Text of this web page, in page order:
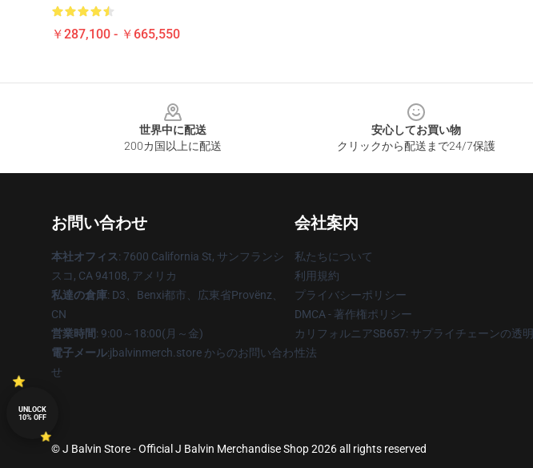
￥287,100 - ￥665,550
世界中に配送
200カ国以上に配送
安心してお買い物
クリックから配送まで24/7保護
お問い合わせ
本社オフィス: 7600 California St, サンフランシ
スコ, CA 94108, アメリカ
私達の倉庫: D3、Benxi都市、広東省Provënz、
CN
営業時間: 9:00～18:00(月～金)
電子メール:jbalvinmerch.store からのお問い合わ
せ
会社案内
私たちについて
利用規約
プライバシーポリシー
DMCA - 著作権ポリシー
カリフォルニアSB657: サプライチェーンの透明
性法
© J Balvin Store - Official J Balvin Merchandise Shop 2026 all rights reserved
UNLOCK
10% OFF